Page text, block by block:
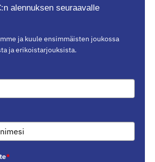
alennuksen seuraavalle
ja kuule ensimmäisten joukossa
ja erikoistarjouksista.
*